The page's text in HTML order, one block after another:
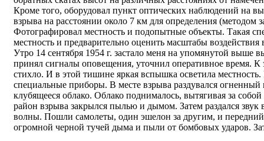
Кроме того, оборудовал пункт оптических наблюдений на
взрыва на расстоянии около 7 км для определения (методом
Фотографировал местность и подопытные объекты. Такая
местность и предварительно оценить масштабы воздействия
Утро 14 сентября 1954 г. застало меня на упомянутой выше
принял сигналы оповещения, уточнил оперативное время. К
стихло. И в этой тишине яркая вспышка осветила
специальные приборы. В месте взрыва раздувался
клубящееся облако. Облако поднималось, вытягивая за
район взрыва закрылся пылью и дымом. Затем раздался звук
волны. Пошли самолеты, один эшелон за другим, и
огромной черной тучей дыма и пыли от бомбовых ударов.